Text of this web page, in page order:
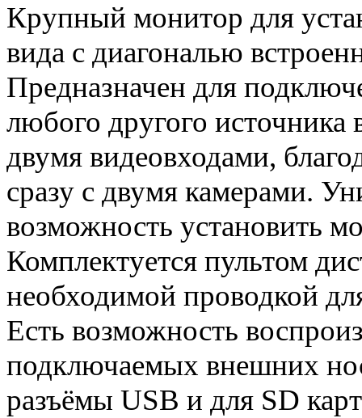
Крупный монитор для
вида с диагональю
Предназначен для
любого другого
двумя видеовходами,
сразу с двумя камерами.
возможность установить
Комплектуется пультом
необходимой проводкой
Есть возможность
подключаемых внешних
разъёмы USB и для SD